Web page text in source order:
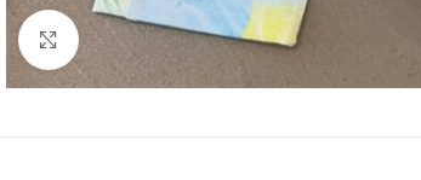
Click to enlarge